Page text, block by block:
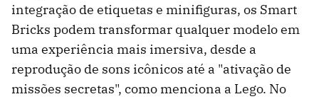
integração de etiquetas e minifiguras, os Smart
Bricks podem transformar qualquer modelo em
uma experiência mais imersiva, desde a
reprodução de sons icônicos até a "ativação de
missões secretas", como menciona a Lego. No